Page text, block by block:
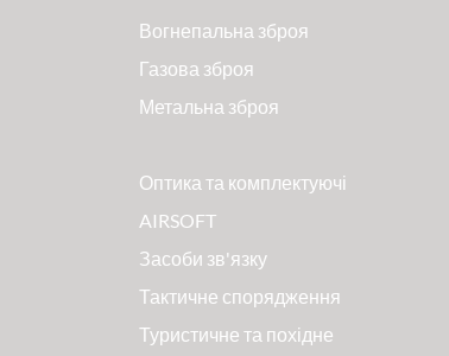
Вогнепальна зброя
Газова зброя
Метальна зброя
Оптика та комплектуючі
AIRSOFT
Засоби зв'язку
Тактичне спорядження
Туристичне та похідне